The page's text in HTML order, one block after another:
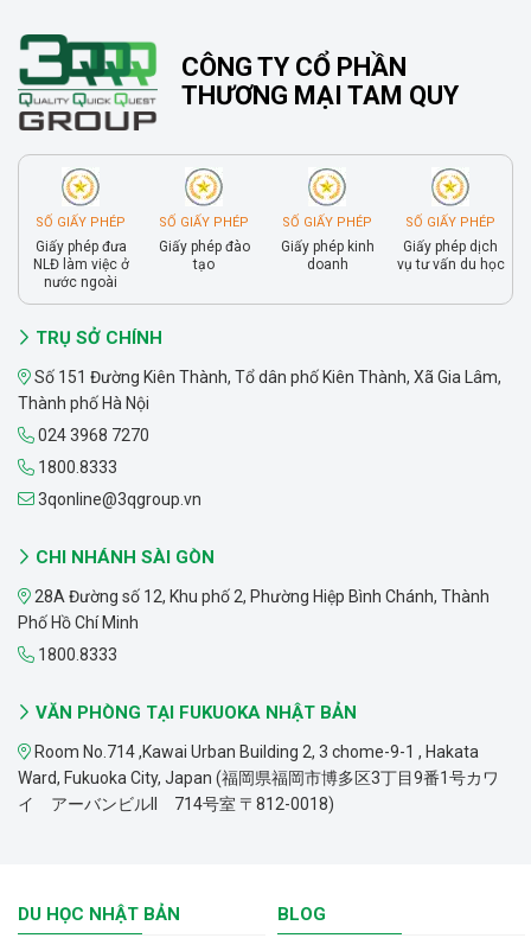
CÔNG TY CỔ PHẦN
THƯƠNG MẠI TAM QUY
SỐ GIẤY PHÉP
Giấy phép đưa
NLĐ làm việc ở
nước ngoài
SỐ GIẤY PHÉP
Giấy phép đào
tạo
SỐ GIẤY PHÉP
Giấy phép kinh
doanh
SỐ GIẤY PHÉP
Giấy phép dịch
vụ tư vấn du học
TRỤ SỞ CHÍNH
Số 151 Đường Kiên Thành, Tổ dân phố Kiên Thành, Xã Gia Lâm,
Thành phố Hà Nội
024 3968 7270
1800.8333
3qonline@3qgroup.vn
CHI NHÁNH SÀI GÒN
28A Đường số 12, Khu phố 2, Phường Hiệp Bình Chánh, Thành
Phố Hồ Chí Minh
1800.8333
VĂN PHÒNG TẠI FUKUOKA NHẬT BẢN
Room No.714 ,Kawai Urban Building 2, 3 chome-9-1 , Hakata
Ward, Fukuoka City, Japan (福岡県福岡市博多区3丁目9番1号カワ
イ アーバンビルII 714号室 〒812-0018)
DU HỌC NHẬT BẢN BLOG